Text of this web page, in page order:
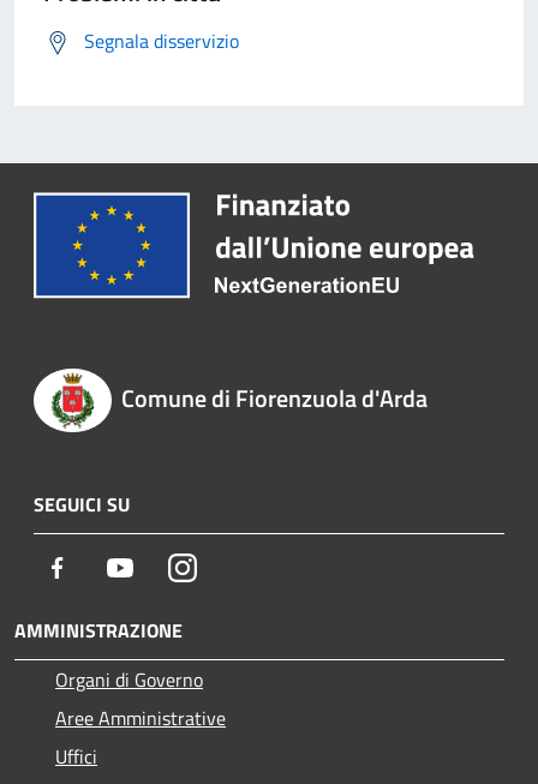
Segnala disservizio
Comune di Fiorenzuola d'Arda
SEGUICI SU
Facebook YoutubeInstagram
AMMINISTRAZIONE
Organi di Governo
Aree Amministrative
Uffici